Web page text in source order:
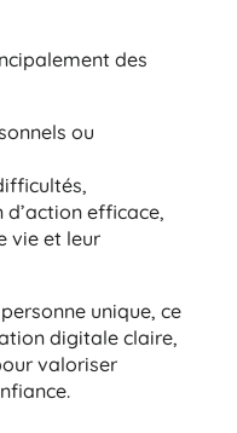
des
ou
efficace,
vie et leur
unique, ce
digitale claire,
valoriser